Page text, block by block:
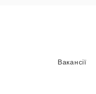
Вакансії